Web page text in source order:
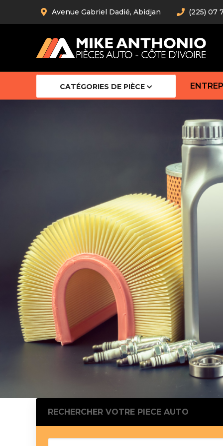
Avenue Gabriel Dadié, Abidjan (225) 07
CATÉGORIES DE PIÈCE
Barre
Barre
Robot
Bras
Cardan
Pistons
Feu
Bague
Bague
Calle
Chaine
RECHERCHER VOTRE PIECE AUTO